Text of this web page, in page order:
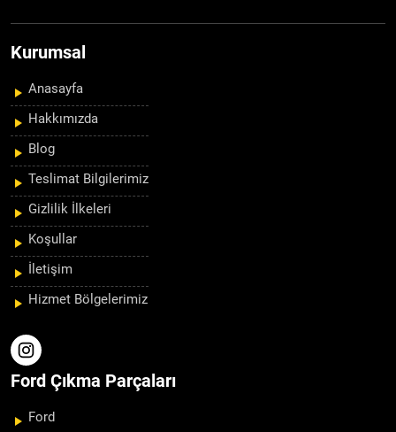
Kurumsal
Anasayfa
Hakkımızda
Blog
Teslimat Bilgilerimiz
Gizlilik İlkeleri
Koşullar
İletişim
Hizmet Bölgelerimiz
Ford Çıkma Parçaları
Ford